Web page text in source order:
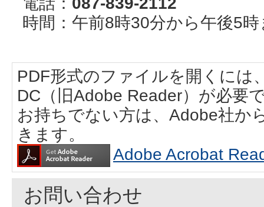
時間：午前8時30分から午後5
PDF形式のファイルを開くには
DC（旧Adobe Reader）が必要
お持ちでない方は、Adobe社か
きます。
Adobe Acrobat
お問い合わせ